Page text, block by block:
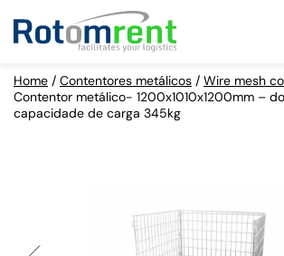
Home / Contentores metálicos / Wire mesh
Contentor metálico- 1200x1010x1200mm –
capacidade de carga 345kg